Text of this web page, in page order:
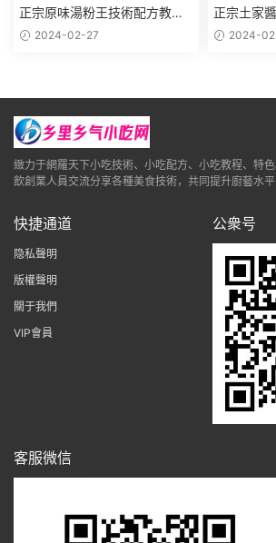
正宗原味湯粉王技術配方教程
高湯辣椒醬制作早餐夜宵小吃
2024-02-27
正宗土家
教程創業
2024-
緻力于網羅天下小吃技術、小吃配方、小吃教程、特
飲創業人員交流分享各種美食技術，共同提升廚藝水平
快捷通道
隐私聲明
版權聲明
關于我們
VIP會員
公衆号
客服微信